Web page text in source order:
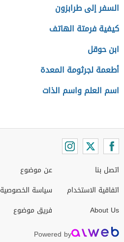
السفر إلى طرابزون
كيفية فرمتة الهاتف
ابن حوقل
أطعمة لجرثومة المعدة
اسم العلم واسم الذات
اتصل بنا
اتفاقية الاستخدام
About Us
عن موضوع
سياسة الخصوصية
فريق موضوع
Powered by